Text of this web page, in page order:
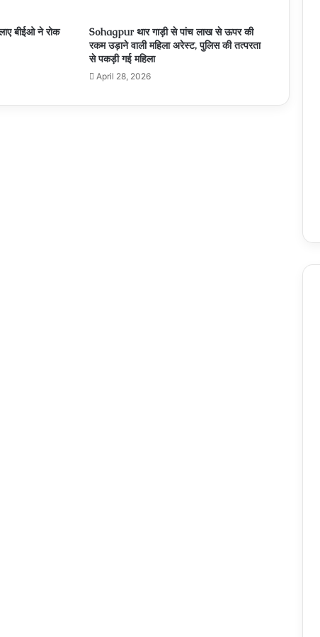
Narmdapuram सोहागपुर में आर आई के ऊपर 20 हजार
की रिश्वत का आरोप, जनसुनवाई में शिकायत
बीईओ ने रोक
Sohagpur थार गाड़ी से पांच लाख से ऊपर की
रकम उड़ाने वाली महिला अरेस्ट, पुलिस की तत्परता
से पकड़ी गई महिला
April 28, 2026